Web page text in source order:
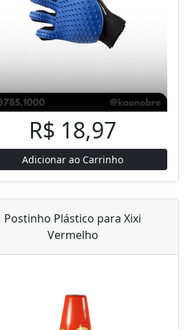
R$ 18,97
Adicionar ao Carrinho
Postinho Plástico para Xixi
Vermelho